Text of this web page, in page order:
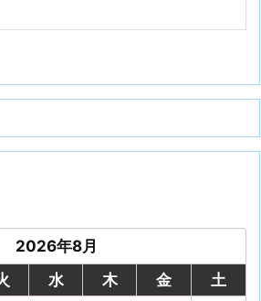
2026年8月
水 木 金
土